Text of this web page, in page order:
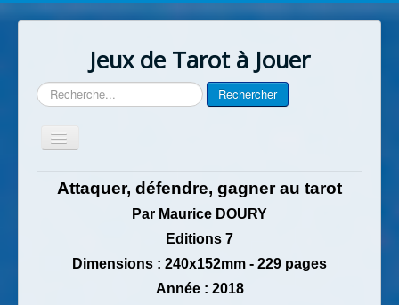
Jeux de Tarot à Jouer
Rechercher Rechercher
Basculer
la
Accueil
Attaquer, défendre, gagner au tarot
Par Maurice DOURY
Editions 7
Dimensions : 240x152mm - 229 pages
Année : 2018